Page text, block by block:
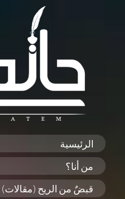
الرئيسية
من أنا؟
قبضٌ من الريح (مقالات)